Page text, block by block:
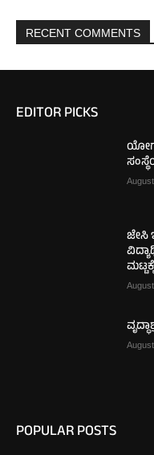
RECENT COMMENTS
EDITOR PICKS
ಜೇಸಿ
POPULAR POSTS